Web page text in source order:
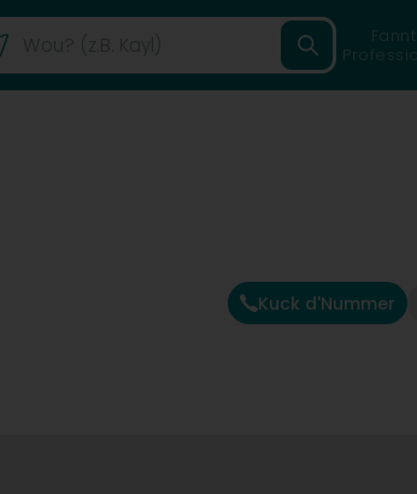
Kuck d'Nummer